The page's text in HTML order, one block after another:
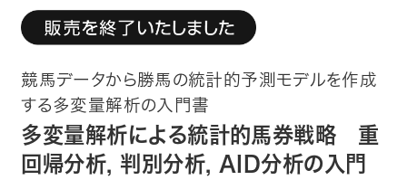
ビジネス・経営・情報
写真集
電子書籍
競馬データから勝馬の統計的予測モデルを作成
する多変量解析の入門書
多変量解析による統計的馬券戦略 重
回帰分析, 判別分析, AID分析の入門